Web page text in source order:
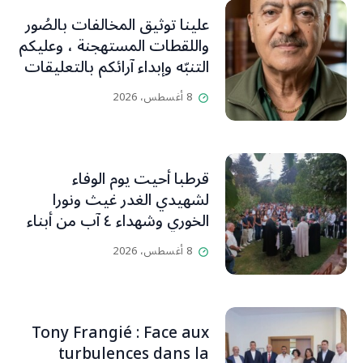
علينا توثيق المخالفات بالصُور
واللقطات المستهجنة ، وعليكم
التنبّه وإبداء آرائكم بالتعليقات
(جورج صبّاغ)
8 أغسطس، 2026
قرطبا أحيت يوم الوفاء
لشهيدي الغدر غيث ونورا
الخوري وشهداء ٤ آب من أبناء
البلدة.. كارين الخوري افرام: لقد
كان بيتنا، بوجود والدي، ينبض
إقفاله لكنه لم يستطع لأنه
بيت رسالة وتاريخ وإيمان وقيم
8 أغسطس، 2026
Tony Frangié : Face aux
turbulences dans la